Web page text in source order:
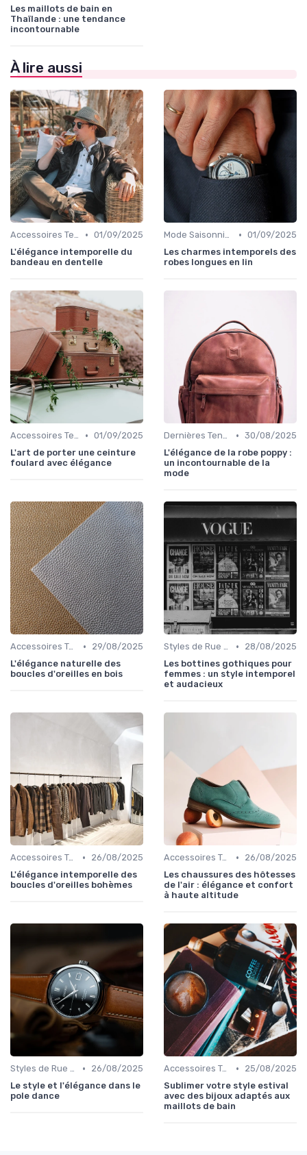
Les maillots de bain en
Thaïlande : une tendance
incontournable
À lire aussi
Accessoires Tendance • 01/09/2025
L'élégance intemporelle du
bandeau en dentelle
Mode Saisonnière • 01/09/2025
Les charmes intemporels des
robes longues en lin
Accessoires Tendance • 01/09/2025
L'art de porter une ceinture
foulard avec élégance
Dernières Tendances de Mode • 30/08/2025
L'élégance de la robe poppy :
un incontournable de la
mode
Accessoires Tendance •
29/08/2025
L'élégance naturelle des
boucles d'oreilles en bois
Styles de Rue et Looks du Moment •
28/08/2025
Les bottines gothiques pour
femmes : un style intemporel
et audacieux
Accessoires Tendance •
26/08/2025
L'élégance intemporelle des
boucles d'oreilles bohèmes
Accessoires Tendance •
26/08/2025
Les chaussures des hôtesses
de l'air : élégance et confort
à haute altitude
Styles de Rue et Looks du Moment •
26/08/2025
Le style et l'élégance dans le
pole dance
Accessoires Tendance •
25/08/2025
Sublimer votre style estival
avec des bijoux adaptés aux
maillots de bain